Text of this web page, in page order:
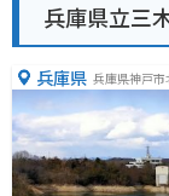
兵庫県立三
兵庫県 兵庫県神戸